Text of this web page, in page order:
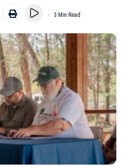
3 Min Read